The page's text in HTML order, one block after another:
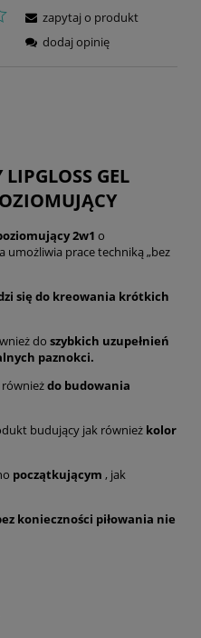
zapytaj o produkt
dodaj opinię
LIPGLOSS GEL
2w1 o
umożliwia prace techniką „bez
się do kreowania krótkich
do szybkich uzupełnień
paznokci.
równieżdo budowania
budujący jak również kolor
początkującym , jak
konieczności piłowania nie